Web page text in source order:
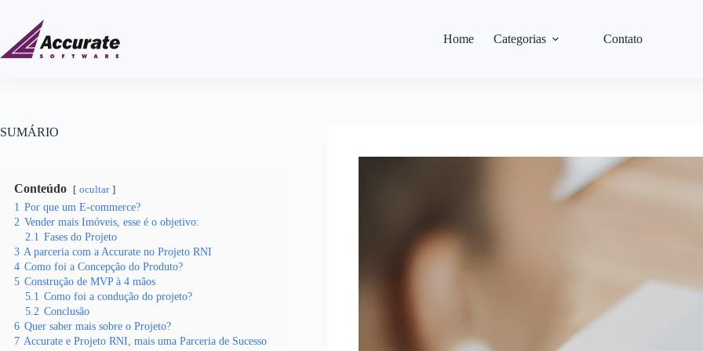
Home Categorias Contato
SUMÁRIO
Conteúdo ocultar
1 Por que um E-commerce?
2 Vender mais Imóveis, esse é o objetivo:
2.1 Fases do Projeto
3 A parceria com a Accurate no Projeto RNI
4 Como foi a Concepção do Produto?
5 Construção de MVP à 4 mãos
5.1 Como foi a condução do projeto?
5.2 Conclusão
6 Quer saber mais sobre o Projeto?
7 Accurate e Projeto RNI, mais uma Parceria de Sucesso